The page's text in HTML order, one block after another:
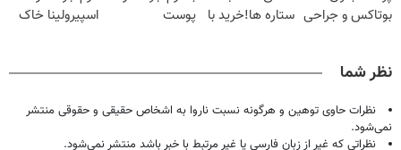
بوتاکس و جراحی ستاره ها!خرید با
پوست
اسپیرولینا خاک
نظر شما
نظرات حاوی توهین و هرگونه نسبت ناروا به اشخاص حقیقی و حقوقی منتشر
نمی‌شود.
نظراتی که غیر از زبان فارسی یا غیر مرتبط با خبر باشد منتشر نمی‌شود.